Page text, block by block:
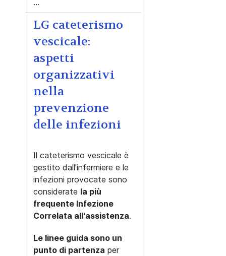
...
LG cateterismo
vescicale:
aspetti
organizzativi
nella
prevenzione
delle infezioni
Il cateterismo vescicale è
gestito dall'infermiere e le
infezioni provocate sono
considerate la più
frequente Infezione
Correlata all'assistenza.
Le linee guida sono un
punto di partenza per